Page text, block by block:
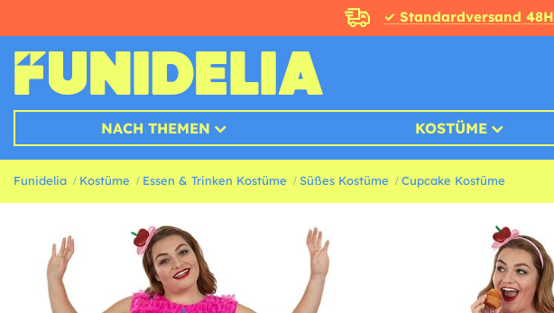
✓ Standardversand 48H
NACH THEMEN KOSTÜME
Funidelia Kostüme Essen & Trinken Kostüme Süßes Kostüme Cupcake Kostüme